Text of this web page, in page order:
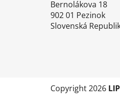
Bernolákova 18
902 01 Pezinok
Slovenská
Copyright 2026